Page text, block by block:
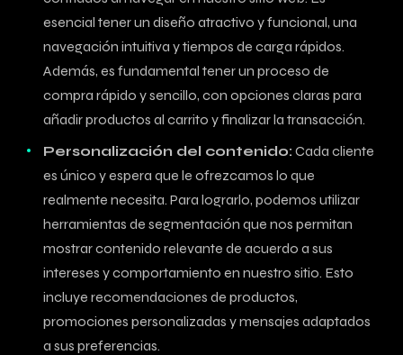
esencial tener un diseño ⁤atractivo y funcional, una
navegación intuitiva y tiempos⁢ de carga ‌rápidos.
Además,⁢ es fundamental tener un proceso de⁢
compra rápido y sencillo, con ⁢opciones claras para
añadir productos ‍al carrito y finalizar‌ la transacción.
Personalización ‍del contenido: Cada cliente
es único y espera que le ofrezcamos lo ⁤que
realmente necesita. Para lograrlo, ‍podemos utilizar
herramientas de segmentación que nos permitan
mostrar contenido relevante de acuerdo ⁣a sus
intereses y comportamiento en nuestro sitio. Esto
incluye recomendaciones de‍ productos,
promociones‌ personalizadas y ⁣mensajes adaptados
a sus preferencias.